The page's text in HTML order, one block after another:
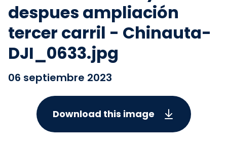
despues ampliación
tercer carril - Chinauta-
DJI_0633.jpg
06 septiembre 2023
Download this image